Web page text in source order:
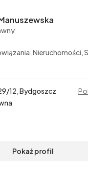
Nieruchomości,
12, Bydgoszcz
Pokaż profil